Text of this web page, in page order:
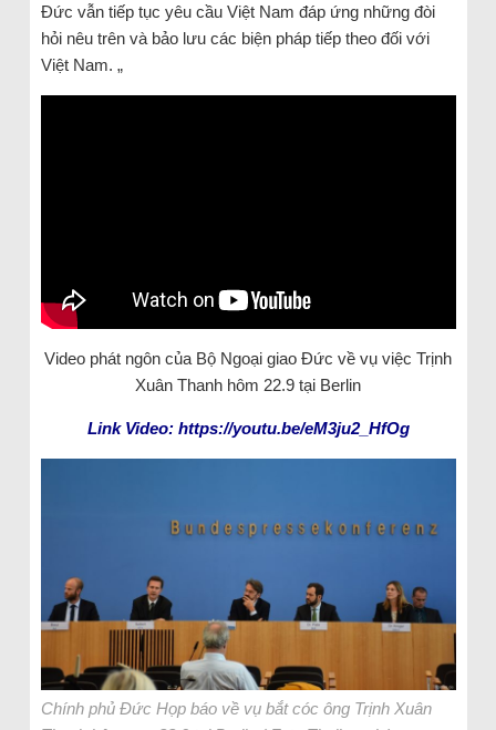
Đức vẫn tiếp tục yêu cầu Việt Nam đáp ứng những đòi
hỏi nêu trên và bảo lưu các biện pháp tiếp theo đối với
Việt Nam. „
Video phát ngôn của Bộ Ngoại giao Đức về vụ việc Trịnh
Xuân Thanh hôm 22.9 tại Berlin
Link Video: https://youtu.be/eM3ju2_HfOg
Chính phủ Đức Họp báo về vụ bắt cóc ông Trịnh Xuân